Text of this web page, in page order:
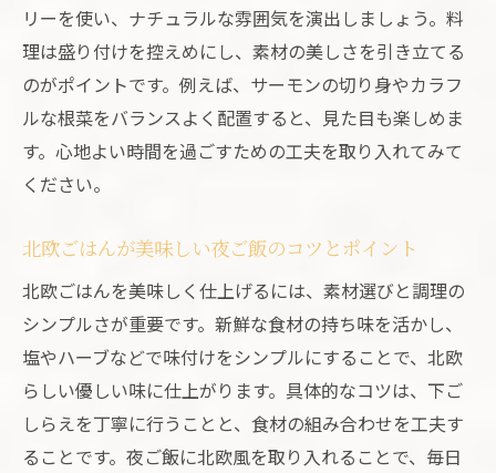
夜ご飯にぴったりな北欧ごはんミートボー
ル活用術
北欧流ミートボールが夜ご飯を格上げする
理由
おしゃれな夜ご飯に北欧ミートボールのレ
ジ法
北欧料理一覧から選ぶ夜ご飯の新提案
北欧料理一覧から夜ご飯に合う一品を発見
夜ご飯で楽しむ北欧ごはんの多彩なレシピ
北欧ごはんを夜ご飯に取り入れる選び方の
コツ
リーを使い、ナチュラルな雰囲気を演出しましょう。料
理は盛り付けを控えめにし、素材の美しさを引き立てる
のがポイントです。例えば、サーモンの切り身やカラフ
ルな根菜をバランスよく配置すると、見た目も楽しめま
す。心地よい時間を過ごすための工夫を取り入れてみて
ください。
北欧ごはんが美味しい夜ご飯のコツとポイント
北欧ごはんを美味しく仕上げるには、素材選びと調理の
シンプルさが重要です。新鮮な食材の持ち味を活かし、
塩やハーブなどで味付けをシンプルにすることで、北欧
らしい優しい味に仕上がります。具体的なコツは、下ご
しらえを丁寧に行うことと、食材の組み合わせを工夫す
ることです。夜ご飯に北欧風を取り入れることで、毎日